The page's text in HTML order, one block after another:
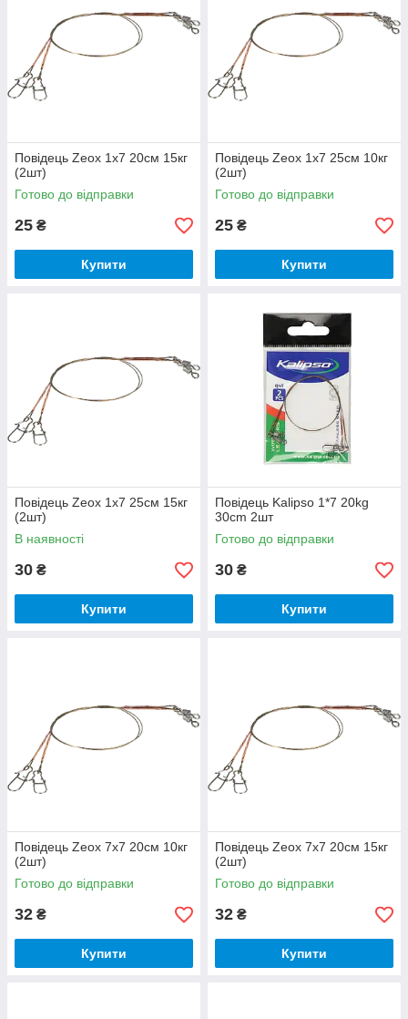
Повідець Zeox 1x7 20см 15кг
(2шт)
Готово до відправки
25 ₴
Купити
Повідець Zeox 1x7 25см 10кг
(2шт)
Готово до відправки
25 ₴
Купити
Повідець Zeox 1x7 25см 15кг
(2шт)
В наявності
30 ₴
Купити
Повідець Kalipso 1*7 20kg
30cm 2шт
Готово до відправки
30 ₴
Купити
Повідець Zeox 7x7 20см 10кг
(2шт)
Готово до відправки
32 ₴
Купити
Повідець Zeox 7x7 20см 15кг
(2шт)
Готово до відправки
32 ₴
Купити